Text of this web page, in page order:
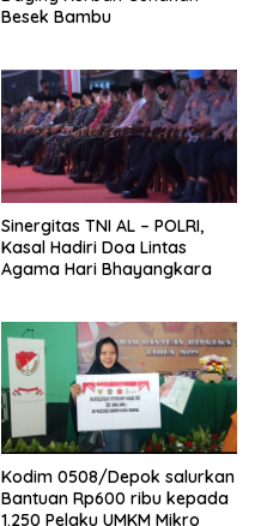
Besek Bambu
Sinergitas TNI AL – POLRI,
Kasal Hadiri Doa Lintas
Agama Hari Bhayangkara
Kodim 0508/Depok salurkan
Bantuan Rp600 ribu kepada
1.250 Pelaku UMKM Mikro